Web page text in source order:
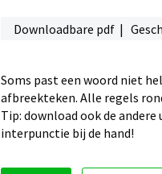
Downloadbare pdf |
Soms past een woord niet
afbreekteken. Alle regels
Tip: download ook de
interpunctie bij de hand!